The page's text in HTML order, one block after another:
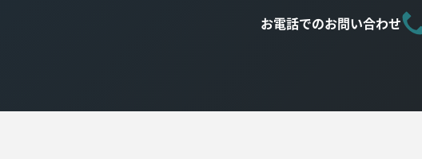
お電話でのお問い合わせ